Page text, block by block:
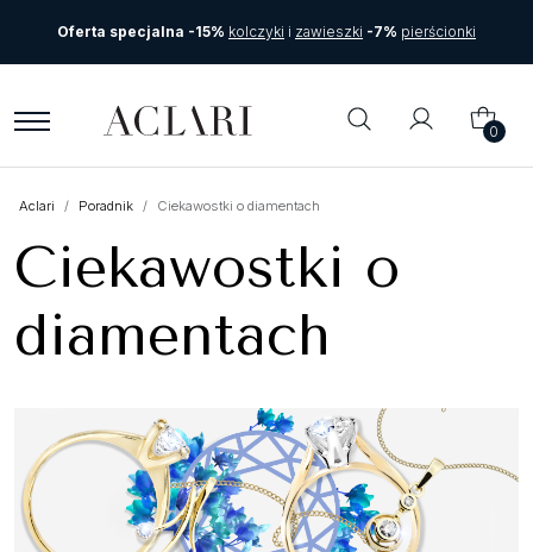
Oferta specjalna -15% kolczyki i zawieszki -7% pierścionki
0
Aclari Poradnik Ciekawostki o diamentach
Ciekawostki o
diamentach